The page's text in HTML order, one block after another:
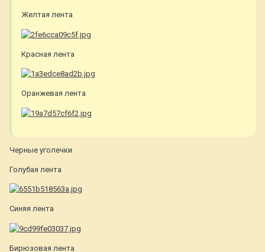
Желтая лента
Красная лента
Оранжевая лента
Черные уголечки
Голубая лента
Синяя лента
Бирюзовая лента